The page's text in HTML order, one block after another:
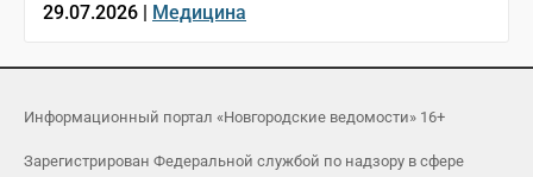
29.07.2026 | Медицина
Информационный портал «Новгородские ведомости» 16+
Зарегистрирован Федеральной службой по надзору в сфере